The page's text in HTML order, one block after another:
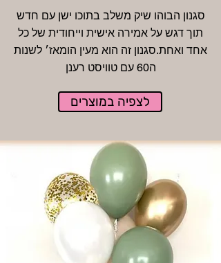
סגנון הבוהו שיק משלב בתוכו ישן עם חדש
תוך דגש על אמירה אישית וייחודית של כל
אחד ואחת.סגנון זה הוא מעין הומאז׳ לשנות
ה60 עם טוויסט רענן
לצפיה במוצרים